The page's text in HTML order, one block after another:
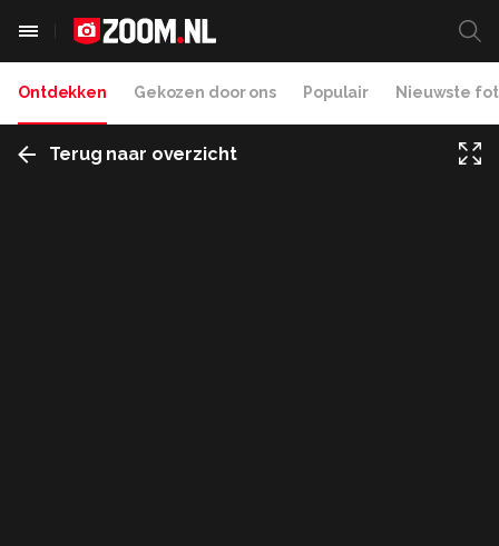
Ontdekken Gekozen door ons Populair Nieuwste
Terug naar overzicht